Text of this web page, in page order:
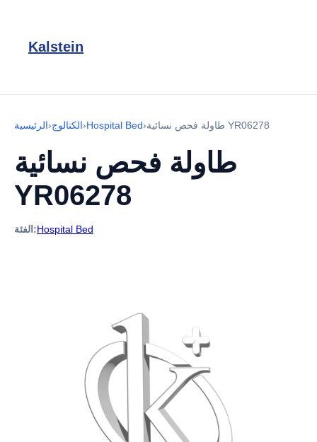
Kalstein
الرئيسية›الكتالوج›Hospital Bed› طاولة فحص نسائية YR06278
طاولة فحص نسائية
YR06278
الفئة:Hospital Bed